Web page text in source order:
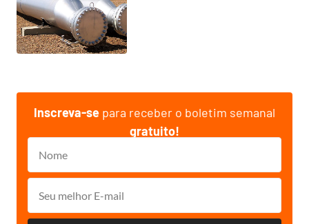
Inscreva-se para receber o boletim semanal
gratuito!